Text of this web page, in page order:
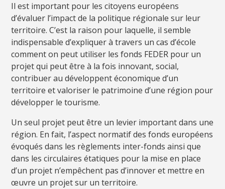
Il est important pour les citoyens européens
d’évaluer l’impact de la politique régionale sur leur
territoire. C’est la raison pour laquelle, il semble
indispensable d’expliquer à travers un cas d’école
comment on peut utiliser les fonds FEDER pour un
projet qui peut être à la fois innovant, social,
contribuer au développent économique d’un
territoire et valoriser le patrimoine d’une région pour
développer le tourisme.
Un seul projet peut être un levier important dans une
région. En fait, l’aspect normatif des fonds européens
évoqués dans les règlements inter-fonds ainsi que
dans les circulaires étatiques pour la mise en place
d’un projet n’empêchent pas d’innover et mettre en
œuvre un projet sur un territoire.